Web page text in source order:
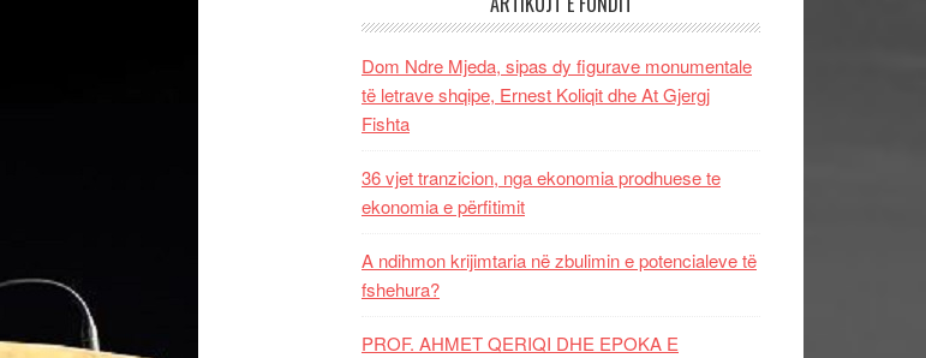
Dom Ndre Mjeda, sipas dy figurave monumentale
të letrave shqipe, Ernest Koliqit dhe At Gjergj
Fishta
36 vjet tranzicion, nga ekonomia prodhuese te
ekonomia e përfitimit
A ndihmon krijimtaria në zbulimin e potencialeve të
fshehura?
PROF. AHMET QERIQI DHE EPOKA E